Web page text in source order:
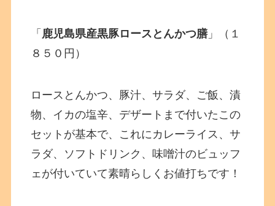
「 鹿児島県産黒豚ロースとんかつ膳」（１
８５０円）
ロースとんかつ、豚汁、サラダ、ご飯、漬
物、イカの塩辛、デザートまで付いたこの
セットが基本で、これにカレーライス、サ
ラダ、ソフトドリンク、味噌汁のビュッフ
ェが付いていて素晴らしくお値打ちです！